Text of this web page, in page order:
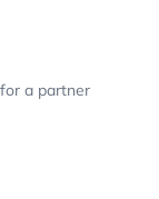
a partner